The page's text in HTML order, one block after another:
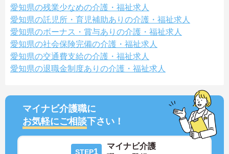
愛知県の残業少なめの介護・福祉求人
愛知県の託児所・育児補助ありの介護・福祉求人
愛知県のボーナス・賞与ありの介護・福祉求人
愛知県の社会保険完備の介護・福祉求人
愛知県の交通費支給の介護・福祉求人
愛知県の退職金制度ありの介護・福祉求人
マイナビ介護職に
お気軽にご相談下さい！
STEP1
マイナビ介護